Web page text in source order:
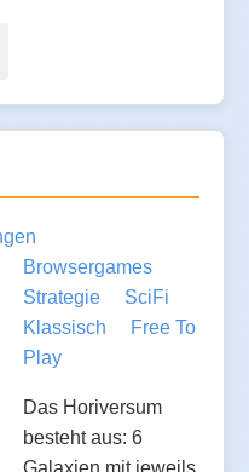
Browsergames
Strategie
SciFi
Klassisch
Free To
Play
Das Horiversum
besteht aus: 6
Galaxien mit jeweils